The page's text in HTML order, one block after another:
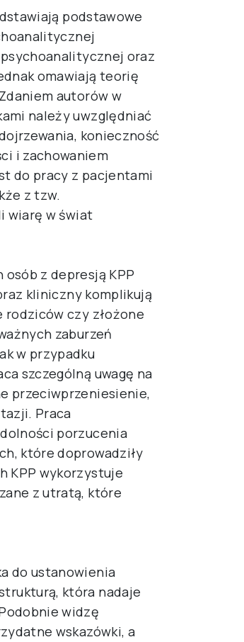
podstawowe
oraz
omawiają teorię
autorów w
należy uwzględniać
konieczność
i zachowaniem
do pracy z pacjentami
z tzw.
wiarę w świat
z depresją KPP
kliniczny komplikują
czy złożone
zaburzeń
w przypadku
szczególną uwagę na
przeciwprzeniesienie,
Praca
porzucenia
które doprowadziły
KPP wykorzystuje
z utratą, które
do ustanowienia
która nadaje
widzę
wskazówki, a